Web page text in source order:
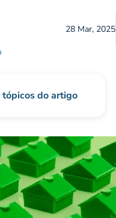
28 Mar, 2025
tópicos do artigo